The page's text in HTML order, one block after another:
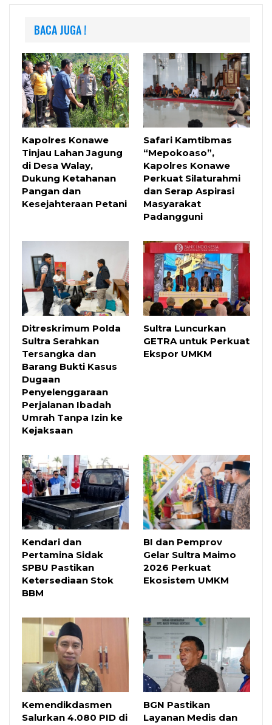
BACA JUGA !
Kapolres Konawe
Tinjau Lahan Jagung
di Desa Walay,
Dukung Ketahanan
Pangan dan
Kesejahteraan Petani
Safari Kamtibmas
“Mepokoaso”,
Kapolres Konawe
Perkuat Silaturahmi
dan Serap Aspirasi
Masyarakat
Padangguni
Ditreskrimum Polda
Sultra Serahkan
Tersangka dan
Barang Bukti Kasus
Dugaan
Penyelenggaraan
Perjalanan Ibadah
Umrah Tanpa Izin ke
Kejaksaan
Sultra Luncurkan
GETRA untuk Perkuat
Ekspor UMKM
Kendari dan
Pertamina Sidak
SPBU Pastikan
Ketersediaan Stok
BBM
BI dan Pemprov
Gelar Sultra Maimo
2026 Perkuat
Ekosistem UMKM
Kemendikdasmen
Salurkan 4.080 PID di
BGN Pastikan
Layanan Medis dan